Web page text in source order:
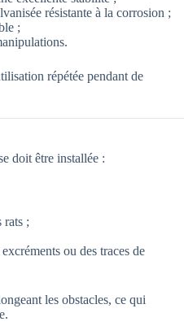
résistante à la corrosion ;
;
répétée pendant de
doit être installée :
rats ;
ou des traces de
les obstacles, ce qui